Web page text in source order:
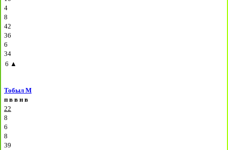
4
8
42
36
6
34
6 ▲
Тобыл М
п в в н в
22
8
6
8
39